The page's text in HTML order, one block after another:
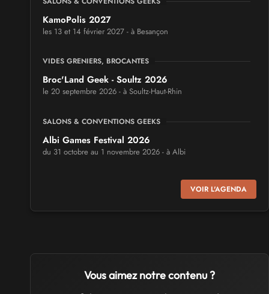
KamoPolis 2027
les 13 et 14 février 2027 - à Besançon
VIDES GRENIERS, BROCANTES
Broc'Land Geek - Soultz 2026
le 20 septembre 2026 - à Soultz-Haut-Rhin
SALONS & CONVENTIONS GEEKS
Albi Games Festival 2026
du 31 octobre au 1 novembre 2026 - à Albi
Virtual Calais - salon du jeu vidéo et des loisirs
numériques 2026
SALONS & CONVENTIONS GEEKS
Trolls et Légendes 2027
VOIR L'AGENDA
Vous aimez notre contenu ?